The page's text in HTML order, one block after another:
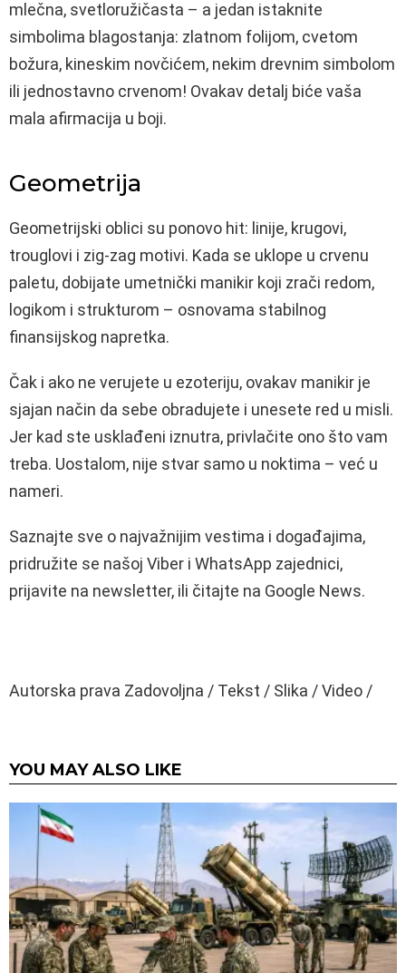
mlečna, svetloružičasta – a jedan istaknite
simbolima blagostanja: zlatnom folijom, cvetom
božura, kineskim novčićem, nekim drevnim simbolom
ili jednostavno crvenom! Ovakav detalj biće vaša
mala afirmacija u boji.
Geometrija
Geometrijski oblici su ponovo hit: linije, krugovi,
trouglovi i zig-zag motivi. Kada se uklope u crvenu
paletu, dobijate umetnički manikir koji zrači redom,
logikom i strukturom – osnovama stabilnog
finansijskog napretka.
Čak i ako ne verujete u ezoteriju, ovakav manikir je
sjajan način da sebe obradujete i unesete red u misli.
Jer kad ste usklađeni iznutra, privlačite ono što vam
treba. Uostalom, nije stvar samo u noktima – već u
nameri.
Saznajte sve o najvažnijim vestima i događajima,
pridružite se našoj Viber i WhatsApp zajednici,
prijavite na newsletter, ili čitajte na Google News.
Autorska prava Zadovoljna / Tekst / Slika / Video /
YOU MAY ALSO LIKE